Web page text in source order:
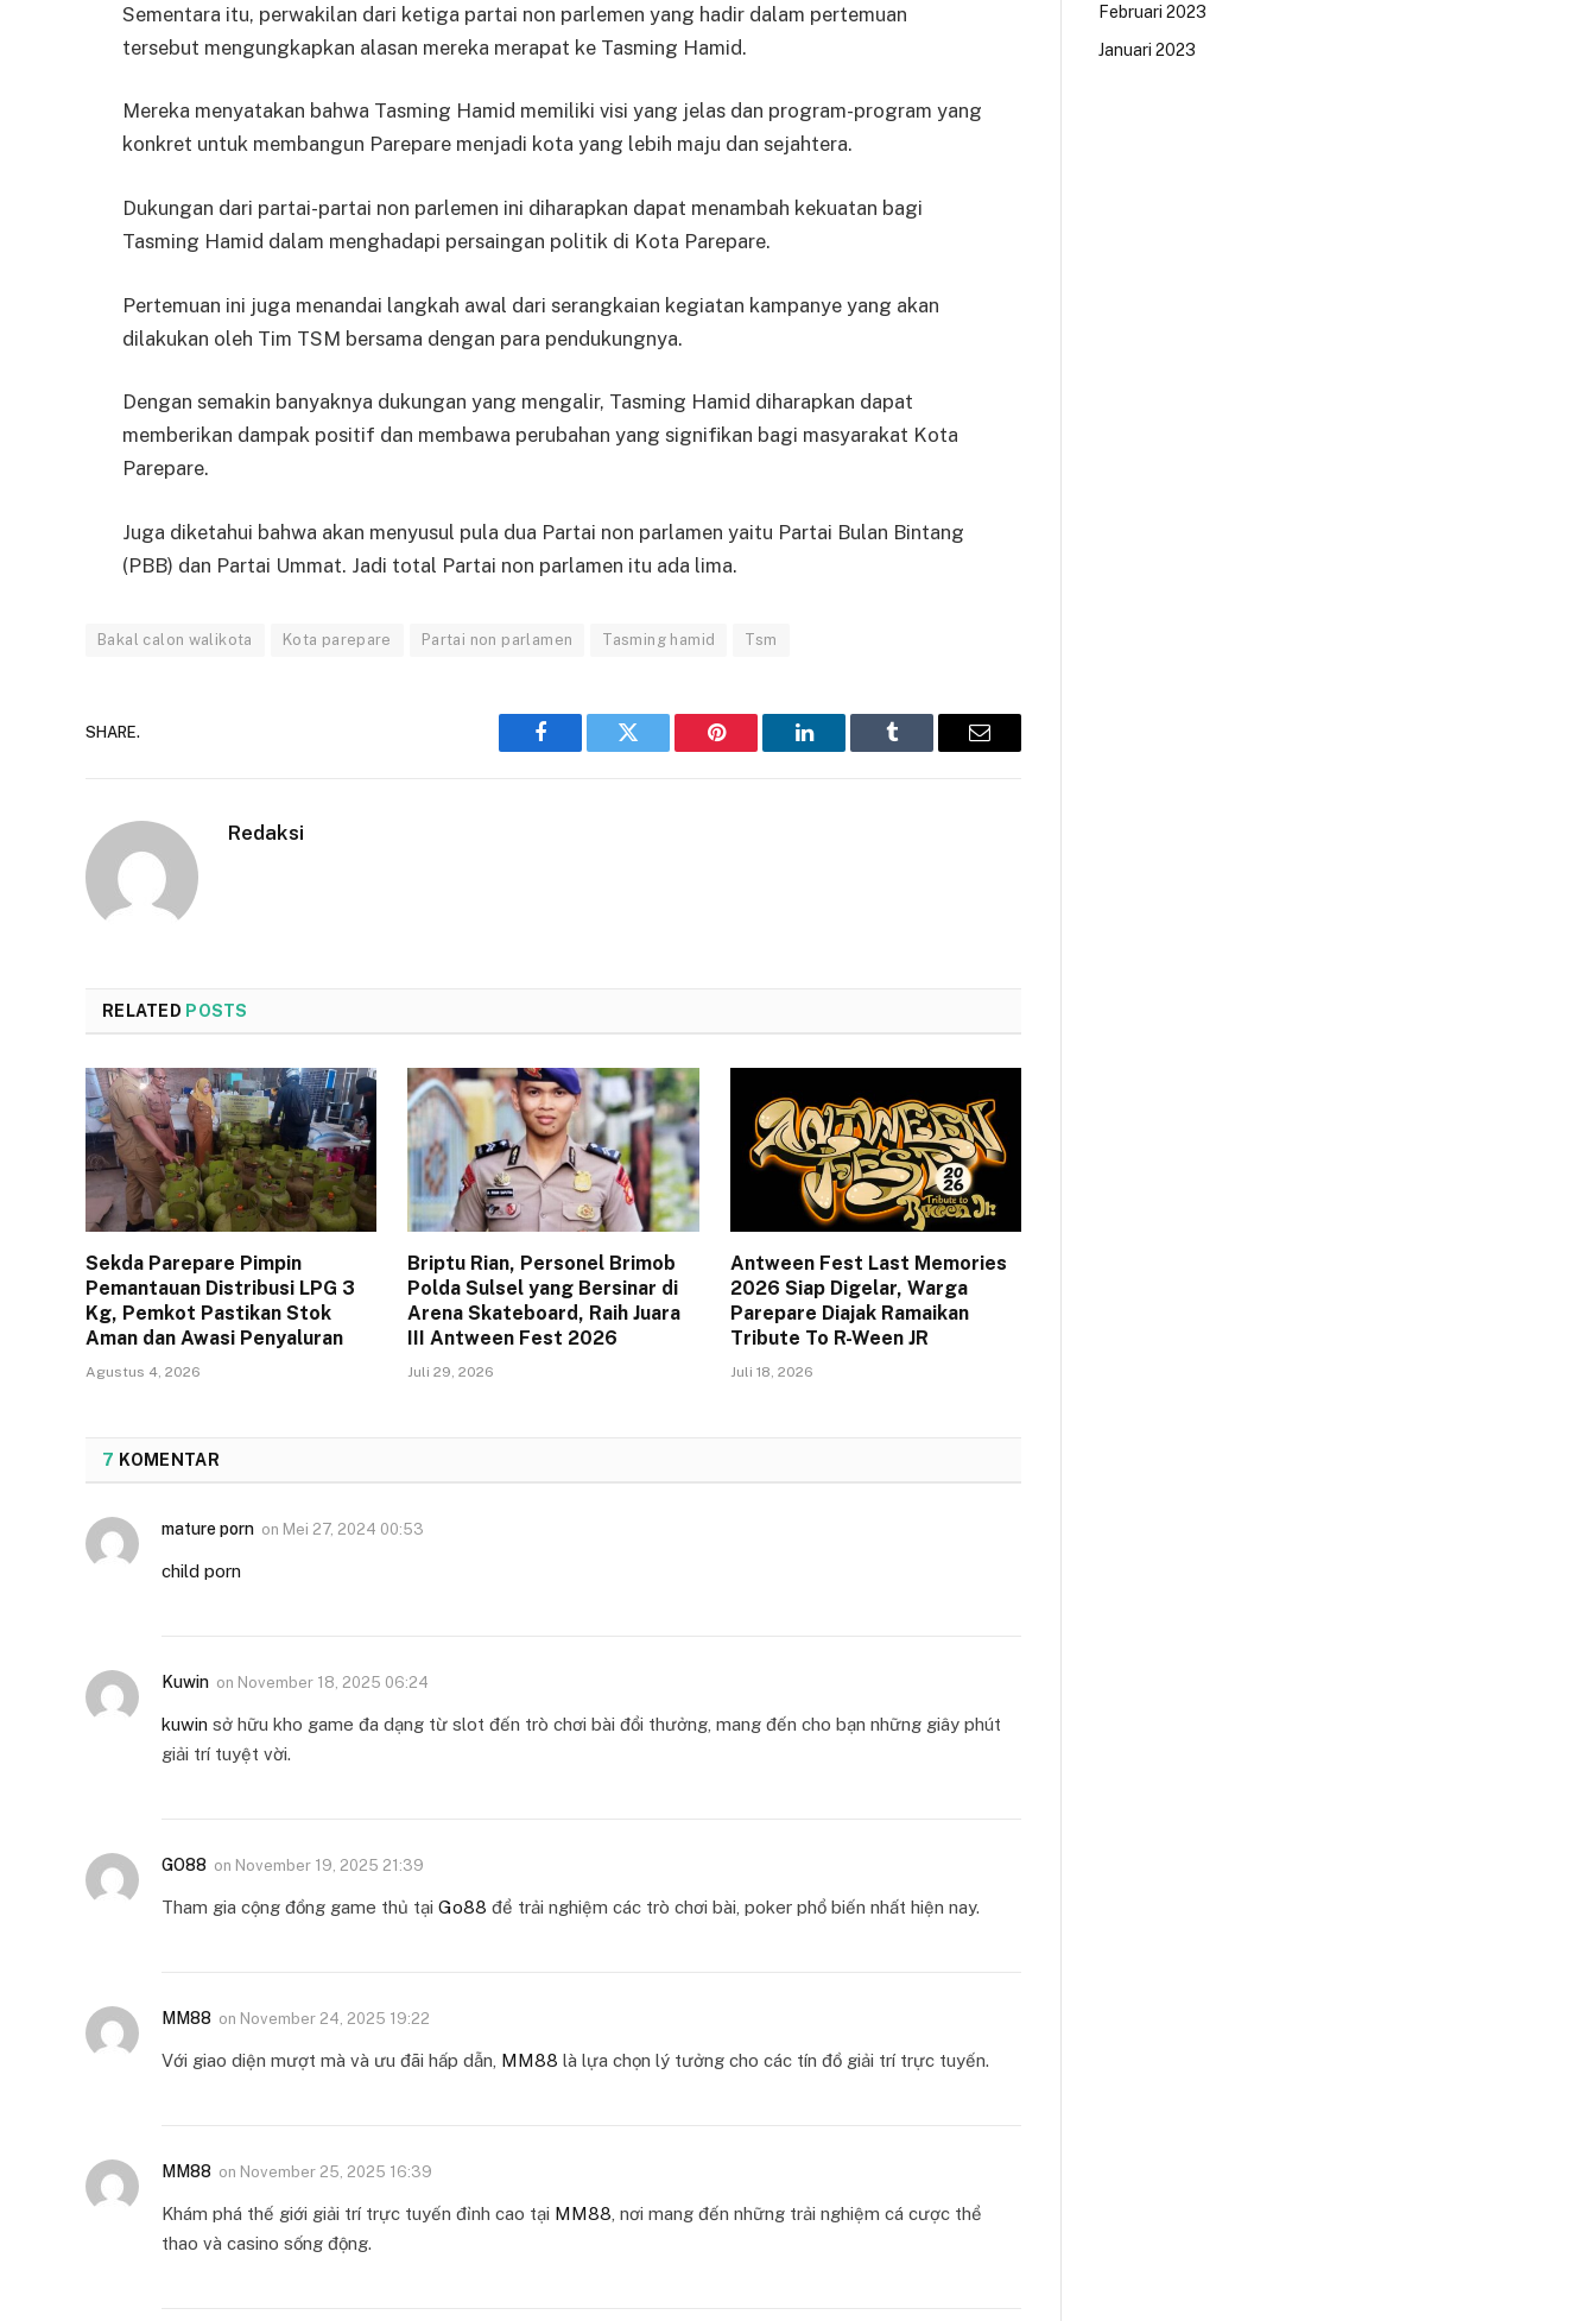
Sementara itu, perwakilan dari ketiga partai non parlemen yang hadir dalam pertemuan
tersebut mengungkapkan alasan mereka merapat ke Tasming Hamid.
Mereka menyatakan bahwa Tasming Hamid memiliki visi yang jelas dan program-program yang
konkret untuk membangun Parepare menjadi kota yang lebih maju dan sejahtera.
Dukungan dari partai-partai non parlemen ini diharapkan dapat menambah kekuatan bagi
Tasming Hamid dalam menghadapi persaingan politik di Kota Parepare.
Pertemuan ini juga menandai langkah awal dari serangkaian kegiatan kampanye yang akan
dilakukan oleh Tim TSM bersama dengan para pendukungnya.
Dengan semakin banyaknya dukungan yang mengalir, Tasming Hamid diharapkan dapat
memberikan dampak positif dan membawa perubahan yang signifikan bagi masyarakat Kota
Parepare.
Juga diketahui bahwa akan menyusul pula dua Partai non parlamen yaitu Partai Bulan Bintang
(PBB) dan Partai Ummat. Jadi total Partai non parlamen itu ada lima.
Bakal calon walikota Kota parepare Partai non parlamen Tasming hamid Tsm
SHARE.
Facebook Twitter Pinterest LinkedIn Tumblr Email
Redaksi
RELATED POSTS
Sekda Parepare Pimpin
Pemantauan Distribusi LPG 3
Kg, Pemkot Pastikan Stok
Aman dan Awasi Penyaluran
Agustus 4, 2026
Briptu Rian, Personel Brimob
Polda Sulsel yang Bersinar di
Arena Skateboard, Raih Juara
III Antween Fest 2026
Juli 29, 2026
Antween Fest Last Memories
2026 Siap Digelar, Warga
Parepare Diajak Ramaikan
Tribute To R-Ween JR
Juli 18, 2026
7 KOMENTAR
mature porn on Mei 27, 2024 00:53
child porn
Kuwin on November 18, 2025 06:24
kuwin sở hữu kho game đa dạng từ slot đến trò chơi bài đổi thưởng, mang đến cho bạn những giây phút
giải trí tuyệt vời.
GO88 on November 19, 2025 21:39
Tham gia cộng đồng game thủ tại Go88 để trải nghiệm các trò chơi bài, poker phổ biến nhất hiện nay.
MM88 on November 24, 2025 19:22
Với giao diện mượt mà và ưu đãi hấp dẫn, MM88 là lựa chọn lý tưởng cho các tín đồ giải trí trực tuyến.
MM88 on November 25, 2025 16:39
Khám phá thế giới giải trí trực tuyến đỉnh cao tại MM88 , nơi mang đến những trải nghiệm cá cược thể
thao và casino sống động.
Februari 2023
Januari 2023